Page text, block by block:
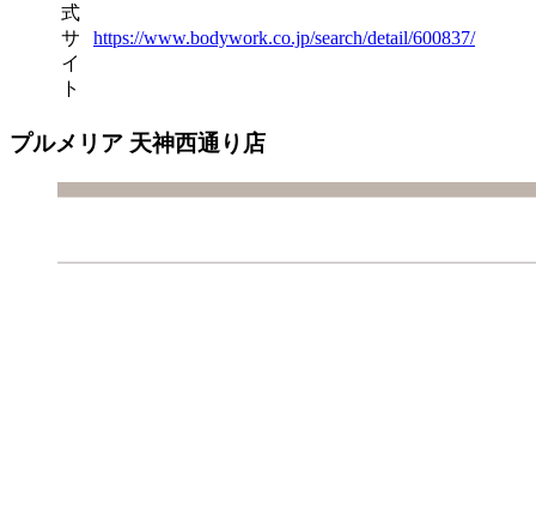
式
サ
イ
ト
https://www.bodywork.co.jp/search/detail/600837/
プルメリア 天神西通り店